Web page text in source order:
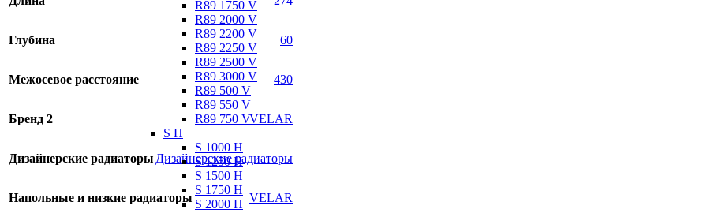
R89 1750 V
R89 2000 V
R89 2200 V
R89 2250 V
R89 2500 V
R89 3000 V
R89 500 V
R89 550 V
R89 750 V
S H
S 1000 H
S 1250 H
S 1500 H
S 1750 H
S 2000 H
Глубина 60
Межосевое расстояние 430
Бренд 2 VELAR
Дизайнерские радиаторыДизайнерские радиаторы
Напольные и низкие радиаторы VELAR